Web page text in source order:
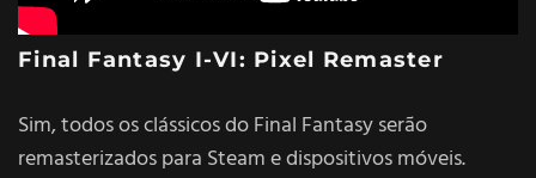
Final Fantasy I-VI: Pixel Remaster
Sim, todos os clássicos do Final Fantasy serão
remasterizados para Steam e dispositivos móveis.